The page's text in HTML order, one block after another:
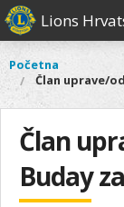
Skoči
na
sadržaj
Lions
O nama
Lions Distrikt 126
Naši projekti
Aktivnosti
Glavni
izbornik
O
nama
Lions
Distrikt
126
Naši
projekti
Vi
ste
ovdje
Početna
Član uprave/
Član
Buday